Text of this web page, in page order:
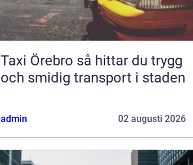
Taxi Örebro så hittar du trygg
och smidig transport i staden
admin 02 augusti 2026